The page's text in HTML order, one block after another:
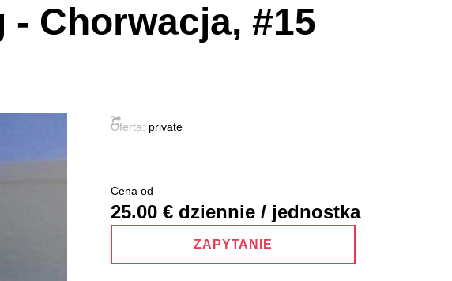
- Chorwacja, #15
Oferta: private
Cena od
25.00 € dziennie / jednostka
ZAPYTANIE